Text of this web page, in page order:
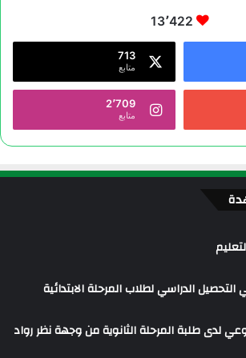
13٬422
713
متابع
2٬709
متابع
الدراسي لطلاب المرحلة الابتدائية
لدى طلبة المرحلة الثانوية من وجهة نظر رواد